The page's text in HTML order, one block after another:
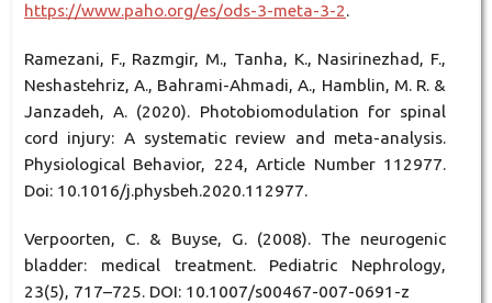
https://www.paho.org/es/ods-3-meta-3-2.
Ramezani, F., Razmgir, M., Tanha, K., Nasirinezhad, F.,
Neshastehriz, A., Bahrami-Ahmadi, A., Hamblin, M. R. &
Janzadeh, A. (2020). Photobiomodulation for spinal
cord injury: A systematic review and meta-analysis.
Physiological Behavior, 224, Article Number 112977.
Doi: 10.1016/j.physbeh.2020.112977.
Verpoorten, C. & Buyse, G. (2008). The neurogenic
bladder: medical treatment. Pediatric Nephrology,
23(5), 717–725. DOI: 10.1007/s00467-007-0691-z